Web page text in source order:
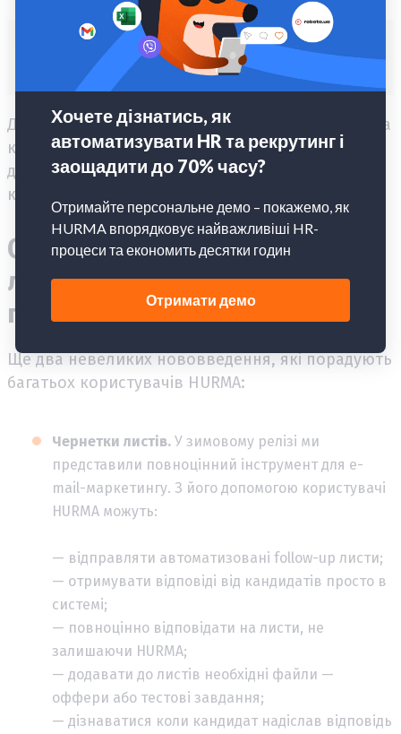
Для цього співробітнику достатньо натиснути на
кнопку «+» і у вікні, що відкрилося, вибрати
діапазон дат та, у разі необхідності, залишити
коментар або додати файл.
Одним рядком: чернетки
листів, редактор тексту в
полі «Опис»
Ще два невеликих нововведення, які порадують
багатьох користувачів HURMA:
Чернетки листів. У зимовому релізі ми
представили повноцінний інструмент для e-
mail-маркетингу. З його допомогою користувачі
HURMA можуть:
— відправляти автоматизовані follow-up листи;
— отримувати відповіді від кандидатів просто в
системі;
— повноцінно відповідати на листи, не
залишаючи HURMA;
— додавати до листів необхідні файли —
оффери або тестові завдання;
— дізнаватися коли кандидат надіслав відповідь